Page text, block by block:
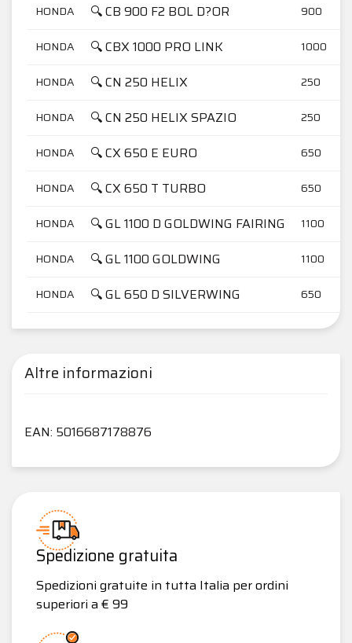
HONDA 🔍 CB 900 F2 BOL D?OR 900
HONDA 🔍 CBX 1000 PRO LINK 1000
HONDA 🔍 CN 250 HELIX 250
HONDA 🔍 CN 250 HELIX SPAZIO 250
HONDA 🔍 CX 650 E EURO 650
HONDA 🔍 CX 650 T TURBO 650
HONDA 🔍 GL 1100 D GOLDWING FAIRING 1100
HONDA 🔍 GL 1100 GOLDWING 1100
HONDA 🔍 GL 650 D SILVERWING 650
Altre informazioni
EAN: 5016687178876
Spedizione gratuita
Spedizioni gratuite in tutta Italia per ordini
superiori a € 99